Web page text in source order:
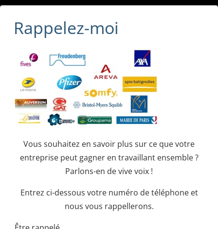
Rappelez-moi
Vous souhaitez en savoir plus sur ce que votre
entreprise peut gagner en travaillant ensemble ?
Parlons-en de vive voix !
Entrez ci-dessous votre numéro de téléphone et
nous vous rappellerons.